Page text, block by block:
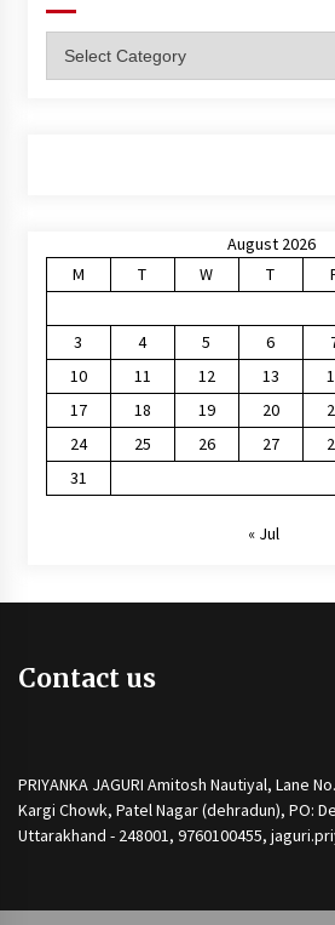
August 2026
M
T W T
3
4 5 6
10
11 12 13
17
18 19 20
24
25 26 27
31
« Jul
Contact us
PRIYANKA JAGURI Amitosh Nautiyal, Lane
Kargi Chowk, Patel Nagar (dehradun), PO:
Uttarakhand - 248001, 9760100455,